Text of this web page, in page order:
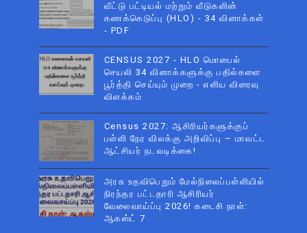
வீட்டு பட்டியல் மற்றும் வீடுகளின்
கணக்கெடுப்பு (HLO) - 34 வினாக்கள்
- PDF
CENSUS 2027 - HLO மொபைல்
செயலி 34 வினாக்களுக்கு பதில்களை
பூர்த்தி செய்யும் முறை - எளிய விரைவு
விளக்கம்
Census 2027: ஆசிரியர்களுக்குப்
பள்ளி நேர விலக்கு அறிவிப்பு – மாவட்ட
ஆட்சியர் நடவடிக்கை!
அரசு உதவிபெறும் மேல்நிலைப்பள்ளியில்
நிரந்தர பட்டதாரி ஆசிரியர்
வேலைவாய்ப்பு 2026! கடைசி நாள்:
ஆகஸ்ட் 7